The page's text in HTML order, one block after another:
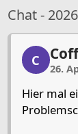
Chat - 2026
Coffins,
C
26.
Hier mal